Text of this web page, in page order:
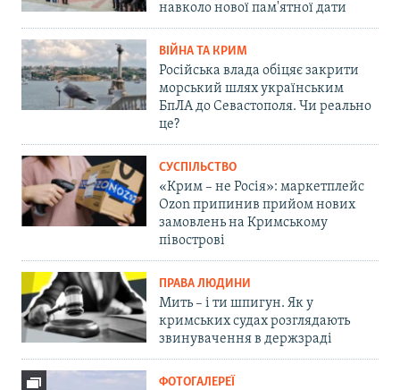
навколо нової пам'ятної дати
ВІЙНА ТА КРИМ
Російська влада обіцяє закрити
морський шлях українським
БпЛА до Севастополя. Чи реально
це?
СУСПІЛЬСТВО
«Крим – не Росія»: маркетплейс
Ozon припинив прийом нових
замовлень на Кримському
півострові
ПРАВА ЛЮДИНИ
Мить – і ти шпигун. Як у
кримських судах розглядають
звинувачення в держзраді
ФОТОГАЛЕРЕЇ